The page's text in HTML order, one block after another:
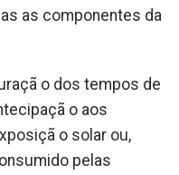
as componentes da
o dos tempos de
o aos
o solar ou,
pelas